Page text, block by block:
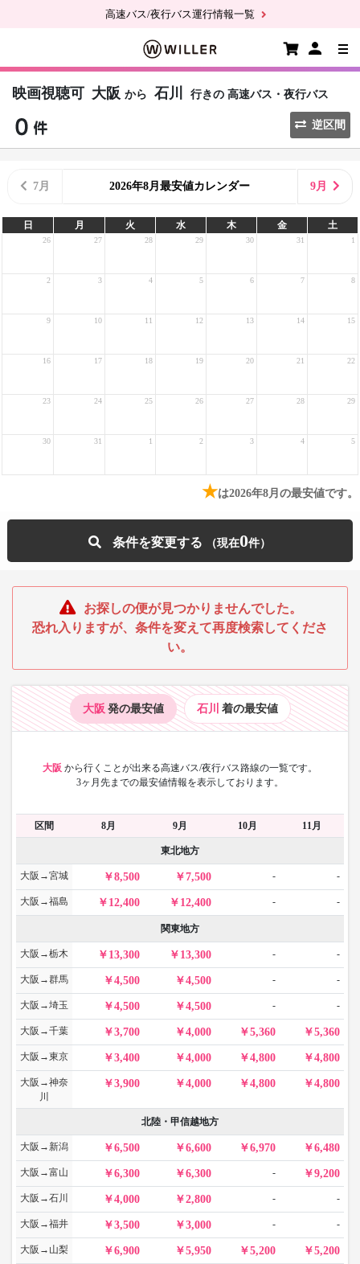
高速バス/夜行バス運行情報一覧
映画視聴可 大阪 から 石川 行きの 高速バス・夜行バス
逆区間
7月 2026年8月最安値カレンダー 9月
日 月 火 水 木 金 土
26 27 28 29 30 31 1
2 3 4 5 6 7 8
9 10 11 12 13 14 15
16 17 18 19 20 21 22
23 24 25 26 27 28 29
30 31 1 2 3 4 5
★は2026年8月の最安値です。
条件を変更する 0
お探しの便が見つかりませんでした。
恐れ入りますが、条件を変えて再度検索してくださ
い。
大阪 発の最安値 石川 着の最安値
大阪 から行くことが出来る高速バス/夜行バス路線の一覧です。
3ヶ月先までの最安値情報を表示しております。
区間 8月 9月 10月 11月
東北地方
大阪→宮城 8,500 7,500 - -
大阪→福島 12,400 12,400 - -
関東地方
大阪→栃木 13,300 13,300 - -
大阪→群馬 4,500 4,500 - -
大阪→埼玉 4,500 4,500 - -
大阪→千葉 3,700 4,000 5,360 5,360
大阪→東京 3,400 4,000 4,800 4,800
大阪→神奈
川
3,900 4,000 4,800 4,800
北陸・甲信越地方
大阪→新潟 6,500 6,600 6,970 6,480
大阪→富山 6,300 6,300 - 9,200
大阪→石川 4,000 2,800 - -
大阪→福井 3,500 3,000 - -
大阪→山梨 6,900 5,950 5,200 5,200